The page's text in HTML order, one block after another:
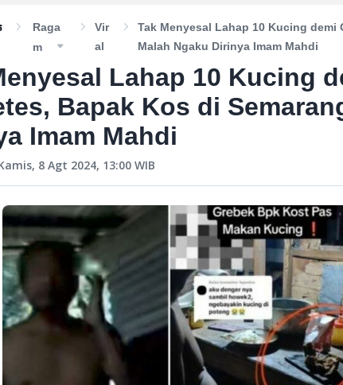
Raga
M
Vir
Al
Tak Menyesal Lahap 10 Kucing demi
Malah Ngaku Dirinya Imam Mahdi
Lahap 10 Kucing
Bapak Kos di
Imam Mahdi
8 Agt 2024, 13:00 WIB